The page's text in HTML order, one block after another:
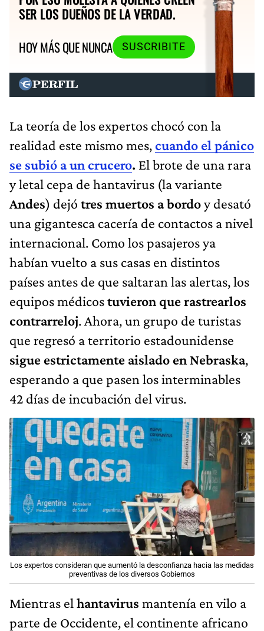
SER LOS DUEÑOS DE LA VERDAD.
HOY MÁS QUE NUNCA
SUSCRIBITE
La teoría de los expertos chocó con la
realidad este mismo mes,cuando el pánico
se subió a un crucero. El brote de una rara
y letal cepa de hantavirus (la variante
Andes) dejó tres muertos a bordoy desató
una gigantesca cacería de contactos a nivel
internacional. Como los pasajeros ya
habían vuelto a sus casas en distintos
países antes de que saltaran las alertas, los
equipos médicostuvieron que rastrearlos
contrarreloj. Ahora, un grupo de turistas
que regresó a territorio estadounidense
sigue estrictamente aislado en Nebraska,
esperando a que pasen los interminables
42 días de incubación del virus.
Los expertos consideran que aumentó la desconfianza hacia las medidas
preventivas de los diversos Gobiernos
Mientras el hantavirus mantenía en vilo a
parte de Occidente, el continente africano